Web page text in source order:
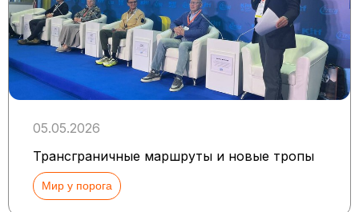
05.05.2026
Трансграничные маршруты и новые тропы
Мир у порога